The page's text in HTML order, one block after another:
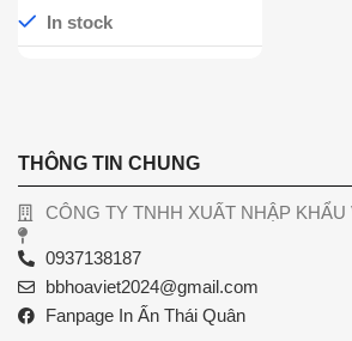
In stock
THÔNG TIN CHUNG
CÔNG TY TNHH XUẤT NHẬP
0937138187
bbhoaviet2024@gmail.com
Fanpage In Ấn Thái Quân